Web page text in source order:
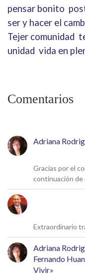
pensar bonito
ser y hacer el
Tejer comunidad
unidad vida en
Comentarios
Adriana
Gracias por el
continuación
Extraordinario
Adriana
Fernando
Vivir»